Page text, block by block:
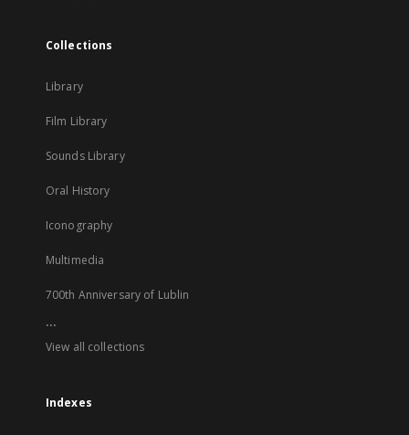
Collections
Library
Film Library
Sounds Library
Oral History
Iconography
Multimedia
700th Anniversary of Lublin
...
View all collections
Indexes